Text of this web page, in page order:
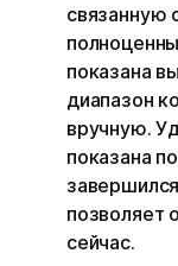
связанную
показана
диапазон
вручную.
показана
позволяет
сейчас.